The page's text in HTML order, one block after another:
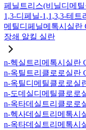
페닐트리스(비닐디메틸
1,3-디페닐-1,1,3,3-테트
메틸디페닐메톡시실란
장쇄 알킬 실란
n-헥실트리메톡시실란
n-옥틸트리클로로실란
n-옥틸디메틸클로로실
n-도데실디메틸클로로
n-옥타데실트리클로로
n-헥사데실트리메톡시
n-옥타데실트리메톡시